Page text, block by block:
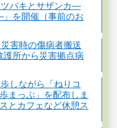
ツバキとサザンカ―
を開催（事前のお
災害時の傷病者搬送
護所から災害拠点病
しながら「ねりコ
まっぷ」を配布しま
とカフェなど休憩ス